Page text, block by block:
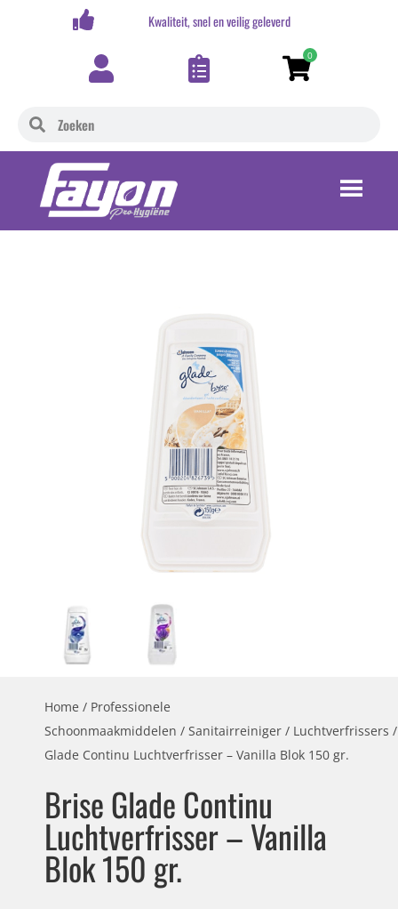
Kwaliteit, snel en veilig geleverd
0
Home / Professionele
Schoonmaakmiddelen / Sanitairreiniger / Luchtverfrissers
Glade Continu Luchtverfrisser – Vanilla Blok 150 gr.
Brise Glade Continu
Luchtverfrisser – Vanilla
Blok 150 gr.